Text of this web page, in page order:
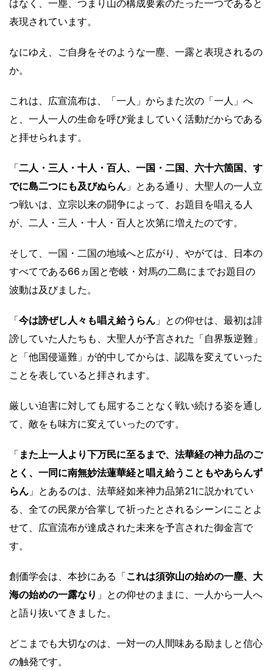
はなく、一塵、つまり山の構成要素のたった一つであると
表現されています。
なにゆえ、ご自身をそのような一塵、一露と表現されるの
か。
これは、広宣流布は、「一人」からまた次の「一人」へ
と、一人一人の生命を呼び覚ましていく活動だからである
と拝せられます。
「二人・三人・十人・百人、一国・二国、六十六箇国、す
でに島二つにも及びぬらん 」とある通り、大聖人の一人立
つ戦いは、立宗以来の闘争によって、お題目を唱える人
が、二人・三人・十人・百人と次第に増えたのです。
そして、一国・二国の地域へと広がり、やがては、日本の
すべてである66ヵ国と壱岐・対馬の二島にまでお題目の
波動は及びました。
「今は謗ぜし人々も唱え給うらん 」との仰せは、最初は誹
謗していた人たちも、大聖人が予言された「自界叛逆難」
と「他国侵逼難」が的中してからは、認識を変えていった
ことを表していると拝されます。
厳しい迫害に対しても屈することなく戦い続ける姿を通し
て、敵をも味方に変えていったのです。
「 また上一人より下万民に至るまで、法華経の神力品のご
とく、一同に南無妙法蓮華経と唱え給うこともやあらんず
らん 」とあるのは、法華経如来神力品第21に説かれてい
る、全ての民衆が合掌して祈ったとされるシーンにことよ
せて、広宣流布が達成された未来を予言された御金言で
す。
創価学会は、本抄にある「これは須弥山の始めの一塵、大
海の始めの一露なり 」との仰せのままに、一人から一人へ
と語り抜いてきました。
どこまでも大切なのは、一対一の人間味ある励ましと信心
の触発です。